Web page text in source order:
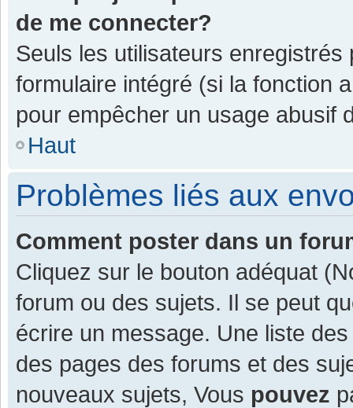
de me connecter?
Seuls les utilisateurs enregistrés
formulaire intégré (si la fonction
pour empêcher un usage abusif
Haut
Problèmes liés aux
Comment poster dans un
Cliquez sur le bouton adéquat
forum ou des sujets. Il se peut
écrire un message. Une liste
des pages des forums et des
nouveaux sujets, Vous pouvez